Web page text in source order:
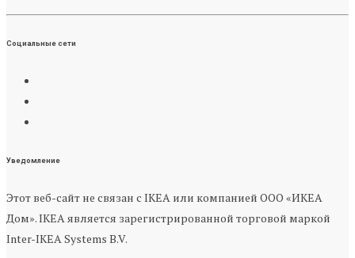
Социальные сети
Уведомление
Этот веб-сайт не связан с IKEA или компанией ООО «ИКЕА
Дом». IKEA является зарегистрированной торговой маркой
Inter-IKEA Systems B.V.